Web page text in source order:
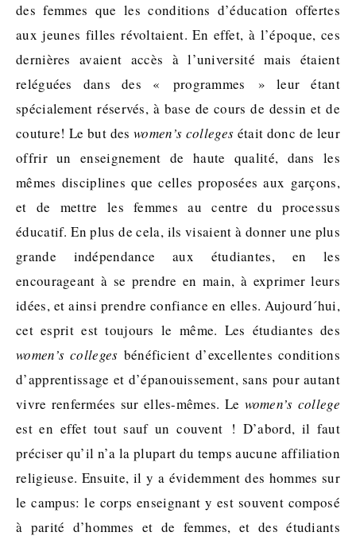
des femmes que les conditions d’éducation offertes
aux jeunes filles révoltaient. En effet, à l’époque, ces
dernières avaient accès à l’université mais étaient
reléguées dans des « programmes » leur étant
spécialement réservés, à base de cours de dessin et de
couture! Le but deswomen’s colleges était donc de leur
offrir un enseignement de haute qualité, dans les
mêmes disciplines que celles proposées aux garçons,
et de mettre les femmes au centre du processus
éducatif. En plus de cela, ils visaient à donner une plus
grande indépendance aux étudiantes, en les
encourageant à se prendre en main, à exprimer leurs
idées, et ainsi prendre confiance en elles. Aujourd´hui,
cet esprit est toujours le même. Les étudiantes des
women’s colleges bénéficient d’excellentes conditions
d’apprentissage et d’épanouissement, sans pour autant
vivre renfermées sur elles-mêmes. Le women’s college
est en effet tout sauf un couvent ! D’abord, il faut
préciser qu’il n’a la plupart du temps aucune affiliation
religieuse. Ensuite, il y a évidemment des hommes sur
le campus: le corps enseignant y est souvent composé
à parité d’hommes et de femmes, et des étudiants